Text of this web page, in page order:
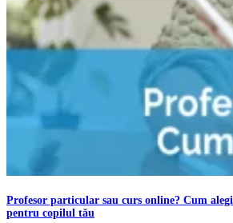
Profesor particular sau curs online? Cum
pentru copilul tău